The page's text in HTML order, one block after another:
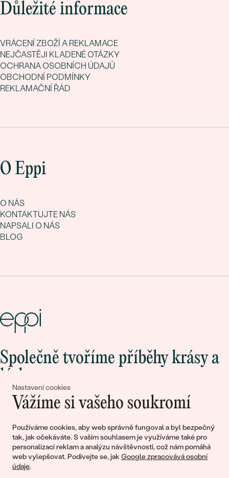
Nastavení cookies
Vážíme si vašeho soukromí
Používáme cookies, aby web správně fungoval a byl bezpečný
tak, jak očekáváte. S vaším souhlasem je využíváme také pro
personalizaci reklam a analýzu návštěvnosti, což nám pomáhá
web vylepšovat. Podívejte se, jak Google zpracovává osobní
údaje.
Důležité informace
VRÁCENÍ ZBOŽÍ A REKLAMACE
NEJČASTĚJI KLADENÉ OTÁZKY
OCHRANA OSOBNÍCH ÚDAJŮ
OBCHODNÍ PODMÍNKY
REKLAMAČNÍ ŘÁD
O Eppi
O NÁS
KONTAKTUJTE NÁS
NAPSALI O NÁS
BLOG
Společně tvoříme příběhy krásy a
Připojte se k nám!